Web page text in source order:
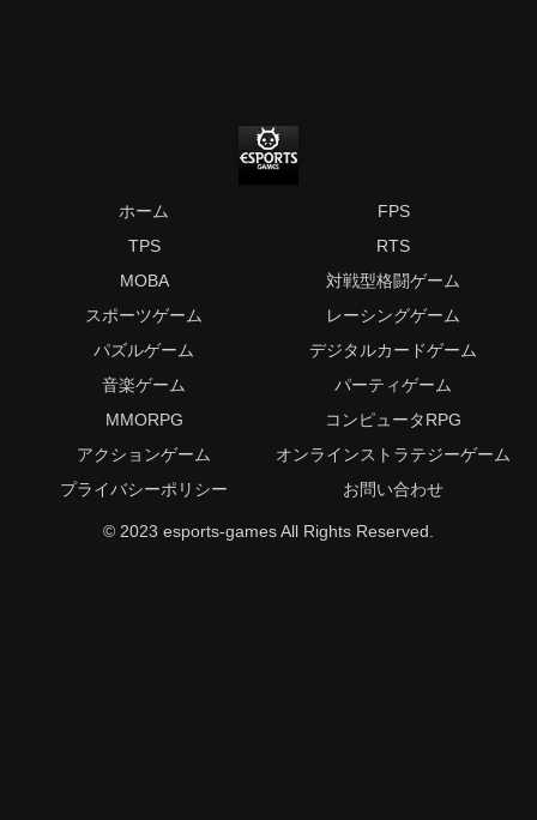
ホーム
FPS
TPS
RTS
MOBA
対戦型格闘ゲーム
スポーツゲーム
レーシングゲーム
パズルゲーム
デジタルカードゲーム
音楽ゲーム
パーティゲーム
MMORPG
コンピュータRPG
アクションゲーム
オンラインストラテジーゲーム
プライバシーポリシー
お問い合わせ
© 2023 esports-games All Rights Reserved.